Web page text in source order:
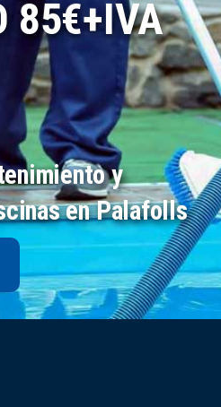
85€+IVA
y
en Palafolls